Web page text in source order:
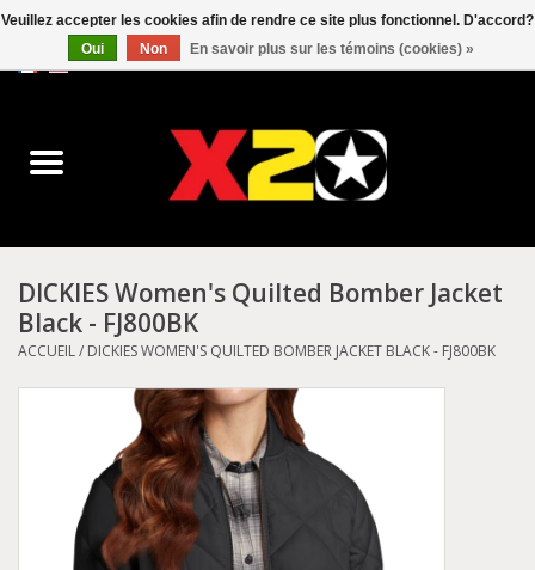
0 Articles - C$0.00
Converse
Kickers
Birkenstock
DICKIES Women's Quilted Bomber Jacket
Black - FJ800BK
ACCUEIL/ DICKIES WOMEN'S QUILTED BOMBER JACKET BLACK - FJ800BK
Veuillez accepter les cookies afin de rendre ce site plus fonctionnel. D'accord?
Oui
Non En savoir plus sur les témoins (cookies) »